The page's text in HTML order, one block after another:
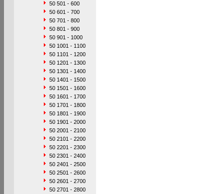
50 501 - 600
50 601 - 700
50 701 - 800
50 801 - 900
50 901 - 1000
50 1001 - 1100
50 1101 - 1200
50 1201 - 1300
50 1301 - 1400
50 1401 - 1500
50 1501 - 1600
50 1601 - 1700
50 1701 - 1800
50 1801 - 1900
50 1901 - 2000
50 2001 - 2100
50 2101 - 2200
50 2201 - 2300
50 2301 - 2400
50 2401 - 2500
50 2501 - 2600
50 2601 - 2700
50 2701 - 2800